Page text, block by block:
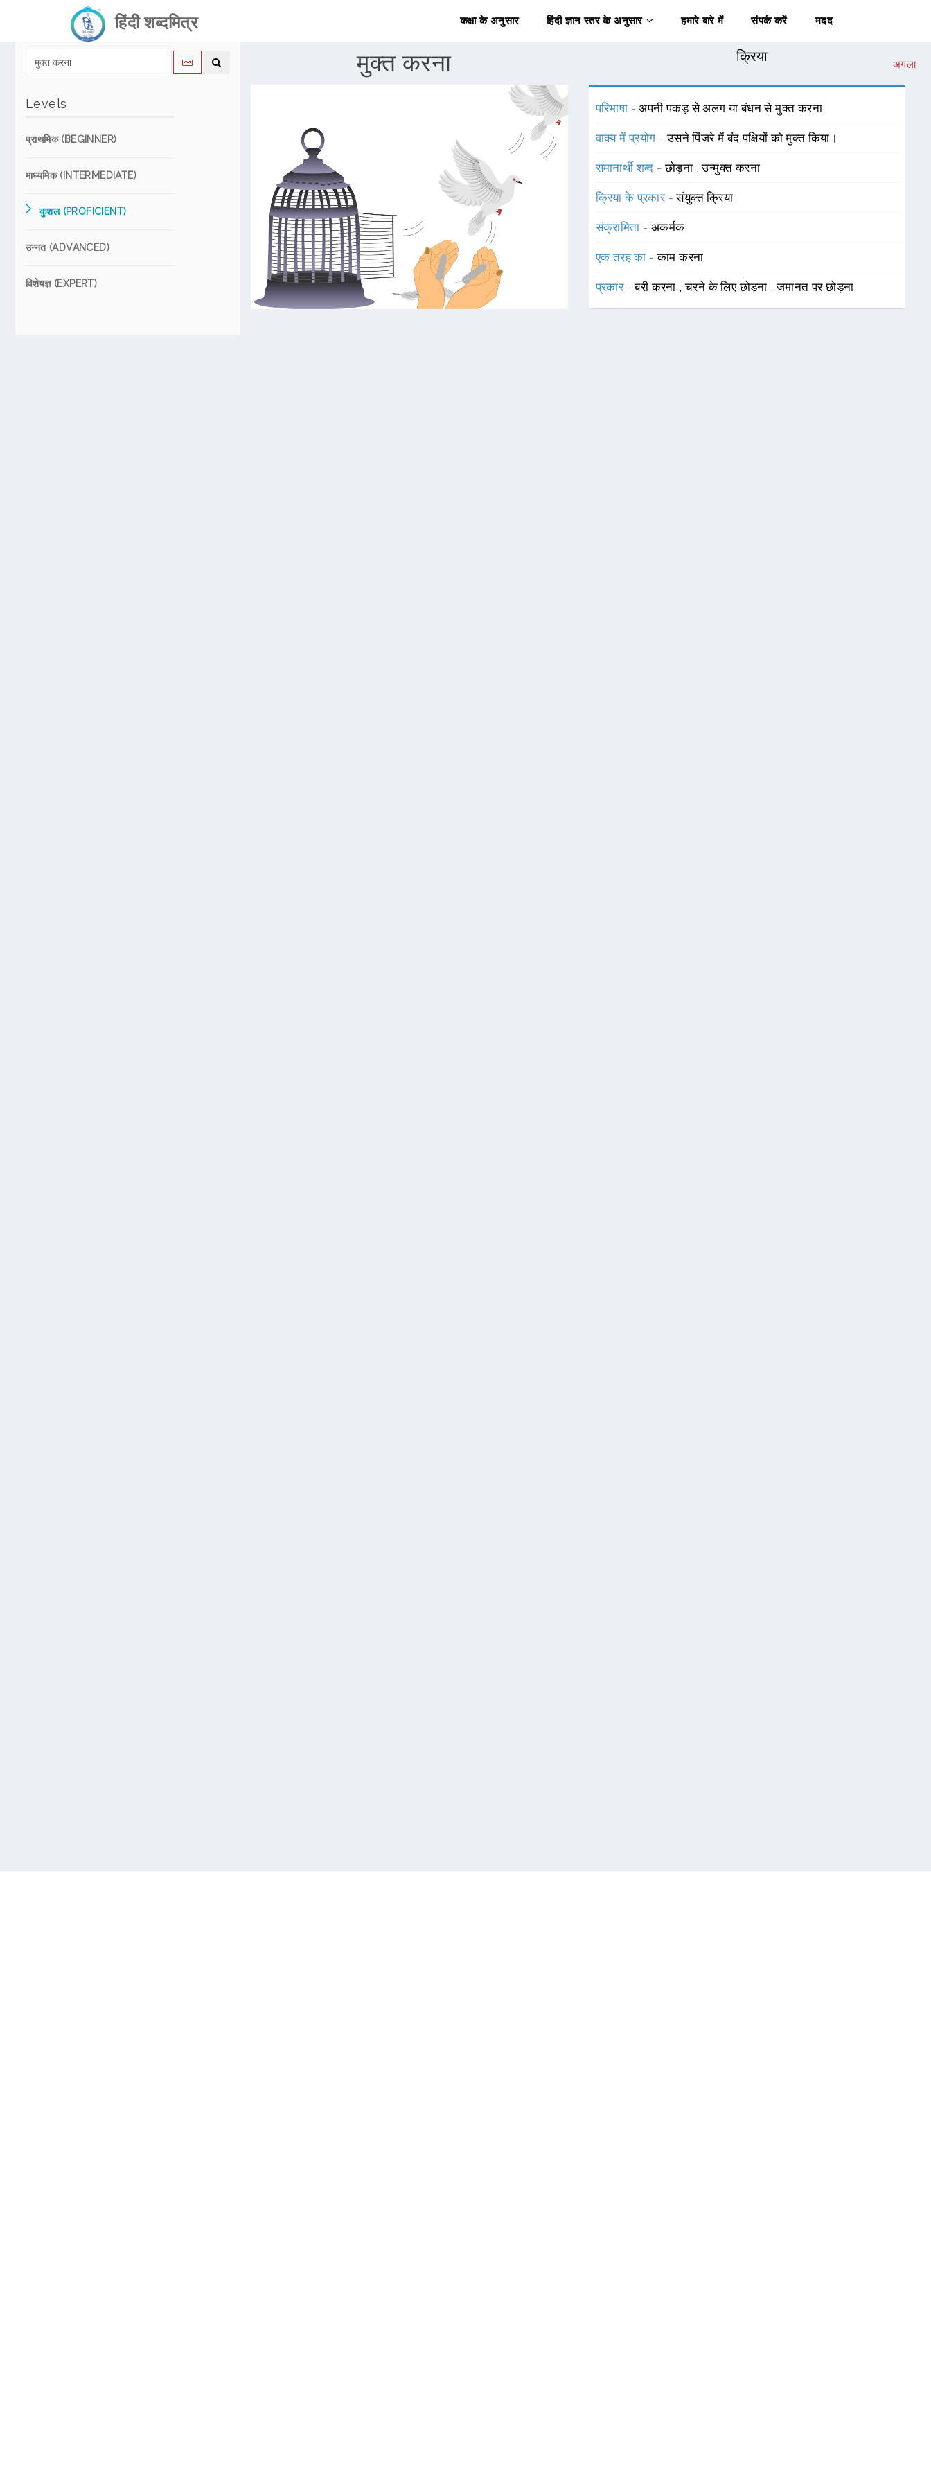
हिंदी शब्दमित्र कक्षा के अनुसार हिंदी ज्ञान स्तर के अनुसार हमारे बारे में संपर्क करें मदद
Levels
प्राथमिक (BEGINNER)
माध्यमिक (INTERMEDIATE)
कुशल (PROFICIENT)
उन्नत (ADVANCED)
विशेषज्ञ (EXPERT)
मुक्त करना क्रिया
अगला
परिभाषा -अपनी पकड़ से अलग या बंधन से मुक्त करना
वाक्य में प्रयोग -उसने पिंजरे में बंद पक्षियों को मुक्त किया।
समानार्थी शब्द -छोड़ना ,उन्मुक्त करना
क्रिया के प्रकार -संयुक्त क्रिया
संक्रामिता - अकर्मक
एक तरह का -काम करना
प्रकार -बरी करना ,चरने के लिए छोड़ना ,जमानत पर छोड़ना